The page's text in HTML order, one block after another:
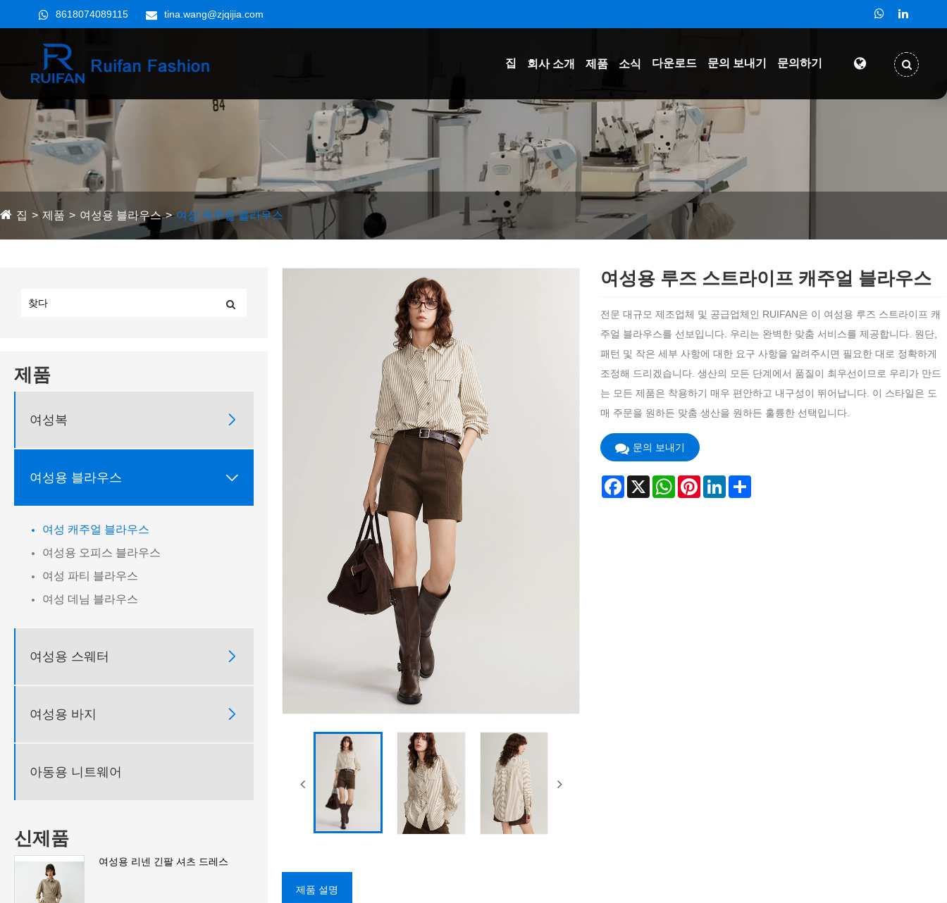
8618074089115 tina.wang@zjqijia.com
집 회사 소개 제품 소식 다운로드 문의 보내기 문의하기
집 제품 여성용 블라우스 여성 캐주얼 블라우스
제품
여성복 
여성용 블라우스 
여성 캐주얼 블라우스
여성용 오피스 블라우스
여성 파티 블라우스
여성 데님 블라우스
여성용 스웨터 
여성용 바지 
아동용 니트웨어
신제품
여성용 리넨 긴팔 셔츠 드레스
여성용 루즈 스트라이프 캐주얼 블라우스
전문 대규모 제조업체 및 공급업체인 RUIFAN은 이 여성용 루즈 스트라이프 캐
주얼 블라우스를 선보입니다. 우리는 완벽한 맞춤 서비스를 제공합니다. 원단,
패턴 및 작은 세부 사항에 대한 요구 사항을 알려주시면 필요한 대로 정확하게
조정해 드리겠습니다. 생산의 모든 단계에서 품질이 최우선이므로 우리가 만드
는 모든 제품은 착용하기 매우 편안하고 내구성이 뛰어납니다. 이 스타일은 도
매 주문을 원하든 맞춤 생산을 원하든 훌륭한 선택입니다.
문의 보내기
Facebook
X WhatsAppPinterestLinkedInShare
제품 설명